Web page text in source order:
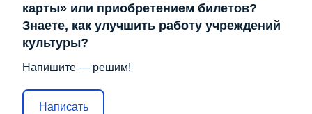
карты» или приобретением билетов?
Знаете, как улучшить работу учреждений
культуры?
Напишите — решим!
Написать